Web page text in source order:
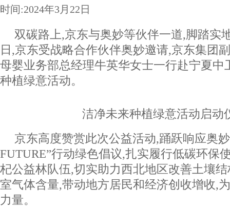
时间:2024年3月22日
双碳路上,京东与奥妙等伙伴一道,脚踏实
日,京东受战略合作伙伴奥妙邀请,京东集团
母婴业务部总经理牛英华女士一行赴宁夏中
种植绿意活动。
洁净未来种植绿意活动启动
京东高度赞赏此次公益活动,踊跃响应奥
FUTURE”行动绿色倡议,扎实履行低碳环保
杞公益林队伍,切实助力西北地区改善土壤
室气体含量,带动地方居民和经济创收增收,
力量。